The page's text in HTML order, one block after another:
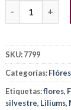
Florerias
SKU:7799
Categorías:
Etiquetas:flores,
silvestre, Liliums,